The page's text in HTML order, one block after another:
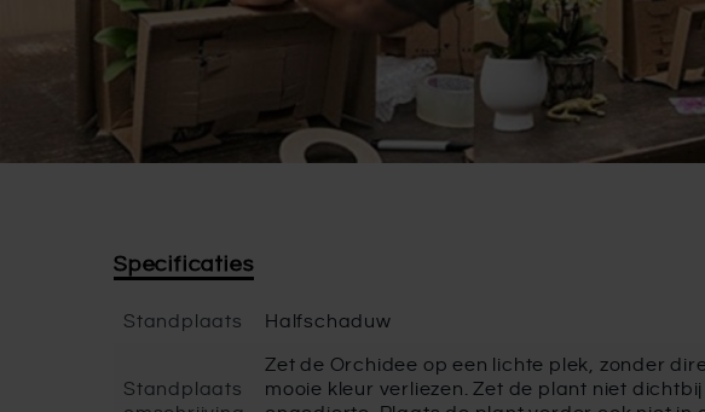
Specificaties
Standplaats Halfschaduw
Standplaats
Zet de Orchidee op een lichte plek, zonder
mooie kleur verliezen. Zet de plant niet